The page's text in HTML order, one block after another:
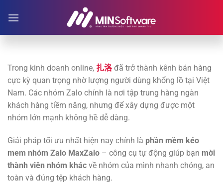
Trong kinh doanh online, 扎洛đã trở thành kênh bán hàng
cực kỳ quan trọng nhờ lượng người dùng khổng lồ tại Việt
Nam. Các nhóm Zalo chính là nơi tập trung hàng ngàn
khách hàng tiềm năng, nhưng để xây dựng được một
nhóm lớn mạnh không hề dễ dàng.
Giải pháp tối ưu nhất hiện nay chính là phần mềm kéo
mem nhóm Zalo MaxZalo – công cụ tự động giúp bạn mời
thành viên nhóm khác về nhóm của mình nhanh chóng, an
toàn và đúng tệp khách hàng.